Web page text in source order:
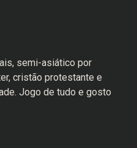
semi-asiático por
cristão protestante e
Jogo de tudo e gosto